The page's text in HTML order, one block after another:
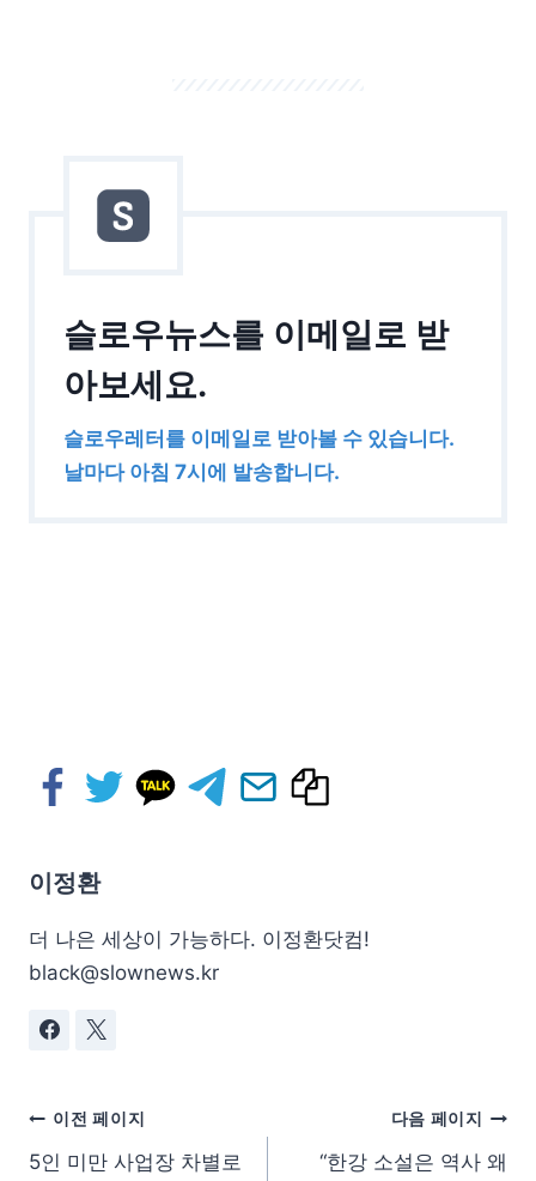
슬로우뉴스를 이메일로 받
아보세요.
슬로우레터를 이메일로 받아볼 수 있습니다.
날마다 아침 7시에 발송합니다.
이정환
더 나은 세상이 가능하다. 이정환닷컴!
black@slownews.kr
이전 페이지
5인 미만 사업장 차별로
다음 페이지
“한강 소설은 역사 왜